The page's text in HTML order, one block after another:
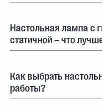
Настольная лампа с
статичной – что
Как выбрать
работы?